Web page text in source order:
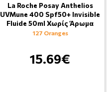
La Roche Posay Anthelios
UVMune 400 Spf50+ Invisible
Fluide 50ml Χωρίς Άρωμα
127 Oranges
15.69€